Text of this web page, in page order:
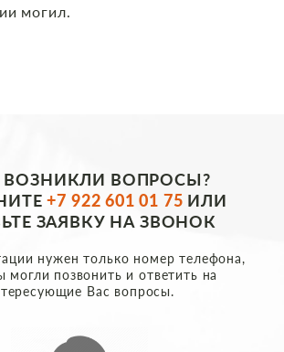
могил.
ВОЗНИКЛИ ВОПРОСЫ?
+7 922 601 01 75 ИЛИ
ЗАЯВКУ НА ЗВОНОК
нужен только номер телефона,
могли позвонить и ответить на
Вас вопросы.